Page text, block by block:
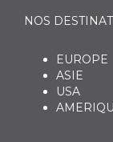
NOS
EUROPE
ASIE
USA